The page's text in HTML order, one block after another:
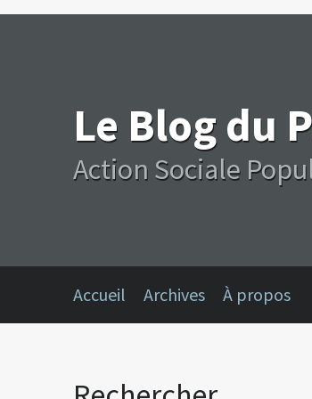
Le Blog du
Action Sociale
Accueil Archives À propos